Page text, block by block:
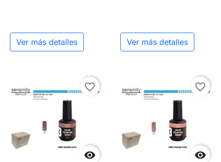
Ver más detalles Ver más detalles

favorite_border

favorite_border